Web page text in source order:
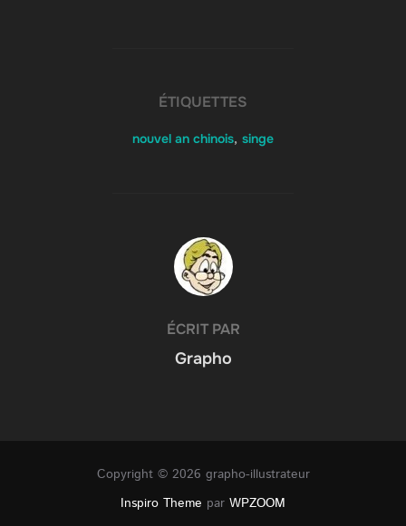
ÉTIQUETTES
nouvel an chinois, singe
AUTEUR DE LA PUBLICATION
ÉCRIT PAR
Grapho
Copyright © 2026 grapho-illustrateur
Inspiro Theme par WPZOOM